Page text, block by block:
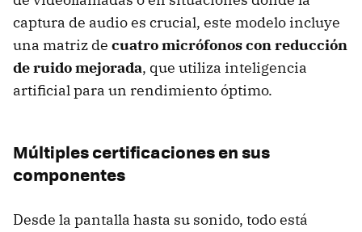
captura de audio es crucial, este modelo incluye
una matriz de cuatro micrófonos con reducción
de ruido mejorada, que utiliza inteligencia
artificial para un rendimiento óptimo.
Múltiples certificaciones en sus
componentes
Desde la pantalla hasta su sonido, todo está